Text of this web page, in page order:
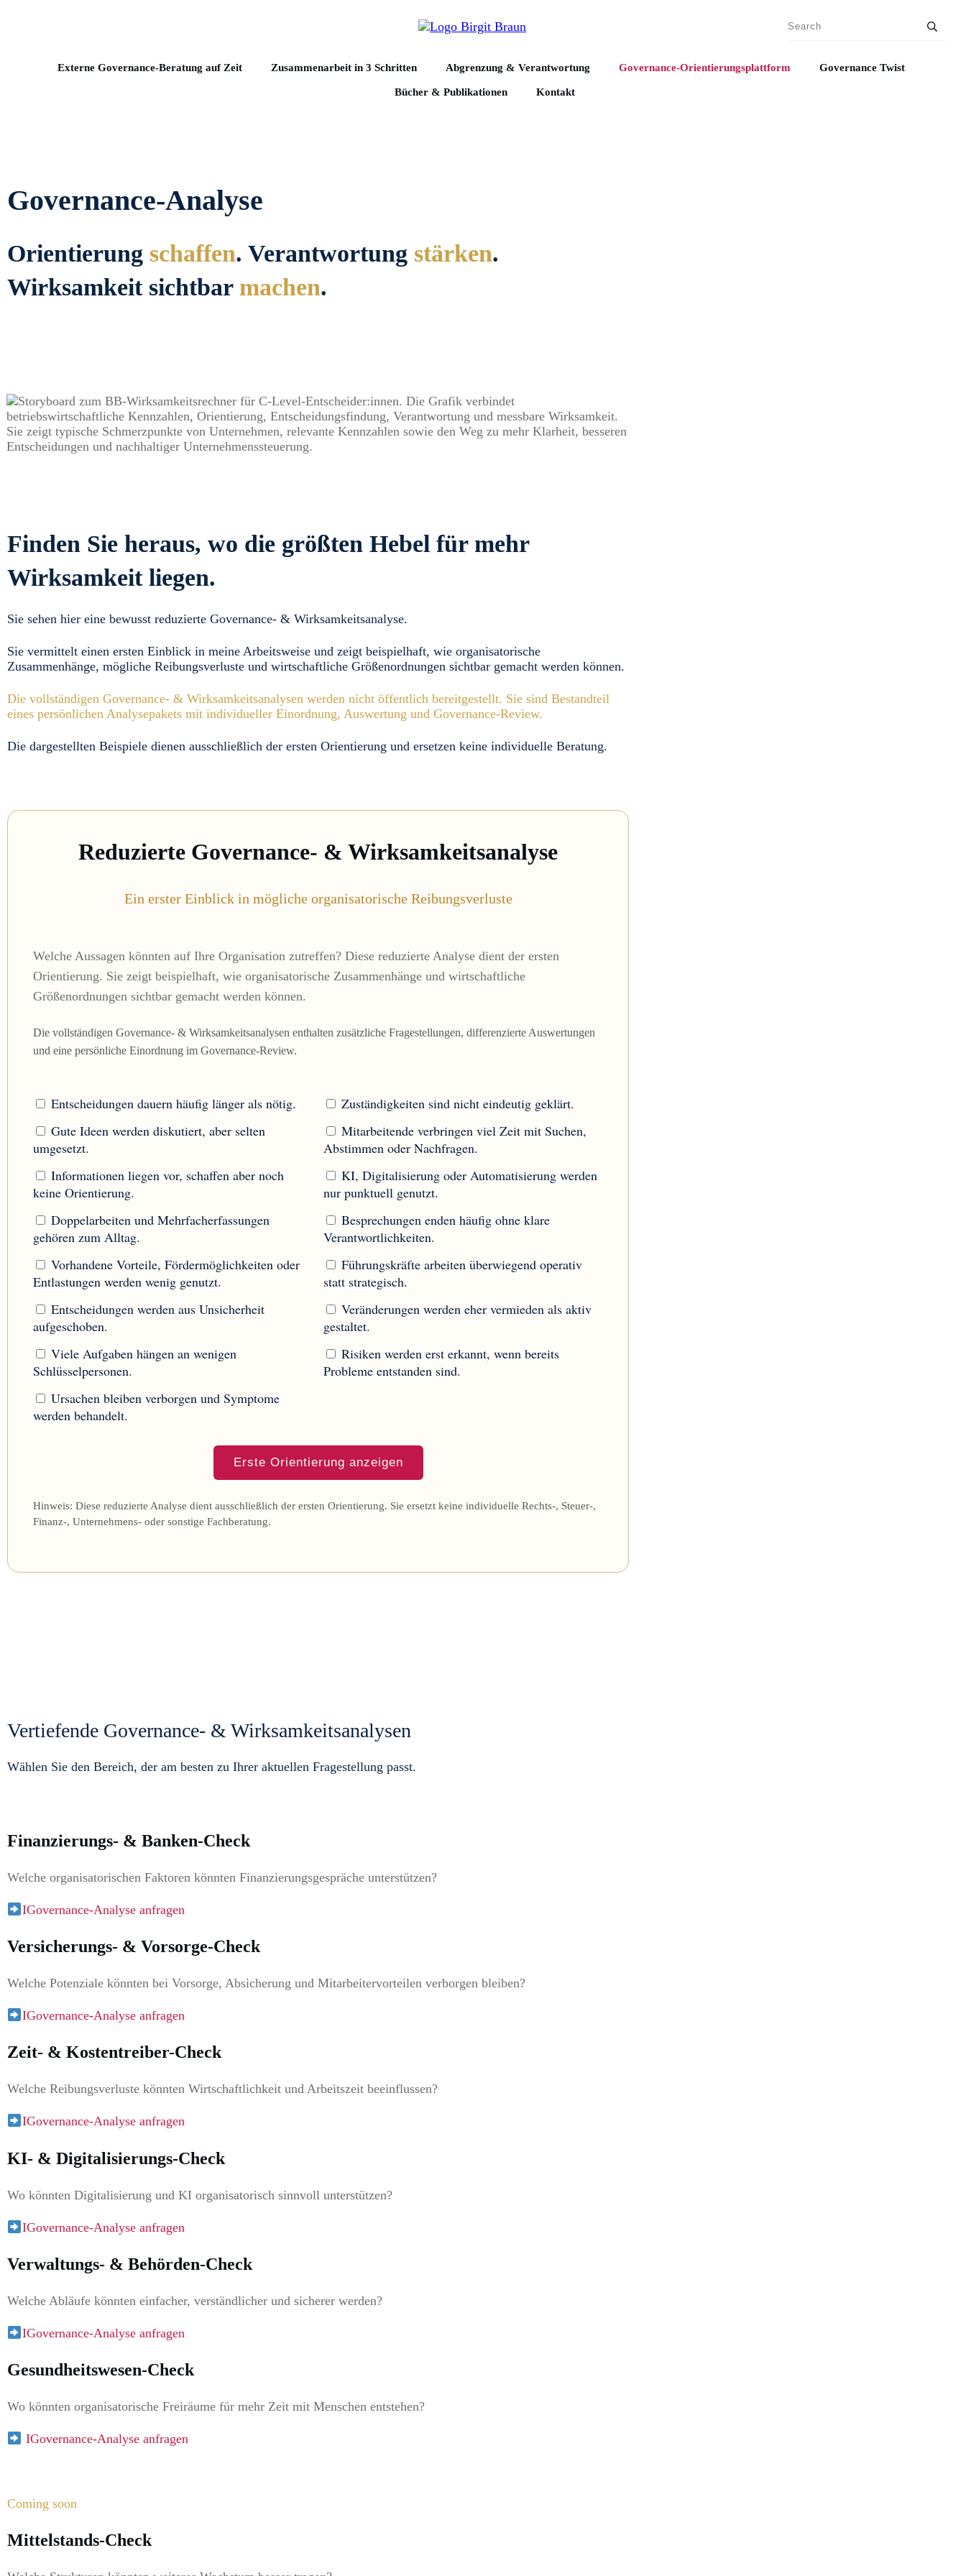
Externe Governance-Beratung auf Zeit Zusammenarbeit in 3 Schritten Abgrenzung & Verantwortung Governance-Orientierungsplattform Governance Twist
Bücher & Publikationen Kontakt
Governance-Analyse
Orientierung schaffen. Verantwortung stärken.
Wirksamkeit sichtbar machen.
Finden Sie heraus, wo die größten Hebel für mehr
Wirksamkeit liegen.
Sie sehen hier eine bewusst reduzierte Governance- & Wirksamkeitsanalyse.
Sie vermittelt einen ersten Einblick in meine Arbeitsweise und zeigt beispielhaft, wie organisatorische
Zusammenhänge, mögliche Reibungsverluste und wirtschaftliche Größenordnungen sichtbar gemacht werden können.
Die vollständigen Governance- & Wirksamkeitsanalysen werden nicht öffentlich bereitgestellt. Sie sind Bestandteil
eines persönlichen Analysepakets mit individueller Einordnung, Auswertung und Governance-Review.
Die dargestellten Beispiele dienen ausschließlich der ersten Orientierung und ersetzen keine individuelle Beratung.
Reduzierte Governance- & Wirksamkeitsanalyse
Ein erster Einblick in mögliche organisatorische Reibungsverluste
Welche Aussagen könnten auf Ihre Organisation zutreffen? Diese reduzierte Analyse dient der ersten
Orientierung. Sie zeigt beispielhaft, wie organisatorische Zusammenhänge und wirtschaftliche
Größenordnungen sichtbar gemacht werden können.
Die vollständigen Governance- & Wirksamkeitsanalysen enthalten zusätzliche Fragestellungen, differenzierte Auswertungen
und eine persönliche Einordnung im Governance-Review.
Entscheidungen dauern häufig länger als nötig.
Zuständigkeiten sind nicht eindeutig geklärt.
Gute Ideen werden diskutiert, aber selten
umgesetzt.
Mitarbeitende verbringen viel Zeit mit Suchen,
Abstimmen oder Nachfragen.
Informationen liegen vor, schaffen aber noch
keine Orientierung.
KI, Digitalisierung oder Automatisierung werden
nur punktuell genutzt.
Doppelarbeiten und Mehrfacherfassungen
gehören zum Alltag.
Besprechungen enden häufig ohne klare
Verantwortlichkeiten.
Vorhandene Vorteile, Fördermöglichkeiten oder
Entlastungen werden wenig genutzt.
Führungskräfte arbeiten überwiegend operativ
statt strategisch.
Entscheidungen werden aus Unsicherheit
aufgeschoben.
Veränderungen werden eher vermieden als aktiv
gestaltet.
Viele Aufgaben hängen an wenigen
Schlüsselpersonen.
Risiken werden erst erkannt, wenn bereits
Probleme entstanden sind.
Ursachen bleiben verborgen und Symptome
werden behandelt.
Erste Orientierung anzeigen
Hinweis: Diese reduzierte Analyse dient ausschließlich der ersten Orientierung. Sie ersetzt keine individuelle Rechts-, Steuer-,
Finanz-, Unternehmens- oder sonstige Fachberatung.
Vertiefende Governance- & Wirksamkeitsanalysen
Wählen Sie den Bereich, der am besten zu Ihrer aktuellen Fragestellung passt.
Finanzierungs- & Banken-Check
Welche organisatorischen Faktoren könnten Finanzierungsgespräche unterstützen?
IGovernance-Analyse anfragen
Versicherungs- & Vorsorge-Check
Welche Potenziale könnten bei Vorsorge, Absicherung und Mitarbeitervorteilen verborgen bleiben?
IGovernance-Analyse anfragen
Zeit- & Kostentreiber-Check
Welche Reibungsverluste könnten Wirtschaftlichkeit und Arbeitszeit beeinflussen?
IGovernance-Analyse anfragen
KI- & Digitalisierungs-Check
Wo könnten Digitalisierung und KI organisatorisch sinnvoll unterstützen?
IGovernance-Analyse anfragen
Verwaltungs- & Behörden-Check
Welche Abläufe könnten einfacher, verständlicher und sicherer werden?
IGovernance-Analyse anfragen
Gesundheitswesen-Check
Wo könnten organisatorische Freiräume für mehr Zeit mit Menschen entstehen?
IGovernance-Analyse anfragen
Coming soon
Mittelstands-Check